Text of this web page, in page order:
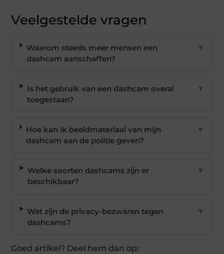
Veelgestelde vragen
Waarom steeds meer mensen een
dashcam aanschaffen?
▼
Is het gebruik van een dashcam overal
toegestaan?
▼
Hoe kan ik beeldmateriaal van mijn
dashcam aan de politie geven?
▼
Welke soorten dashcams zijn er
beschikbaar?
▼
Wat zijn de privacy-bezwaren tegen
dashcams?
▼
Goed artikel? Deel hem dan op: